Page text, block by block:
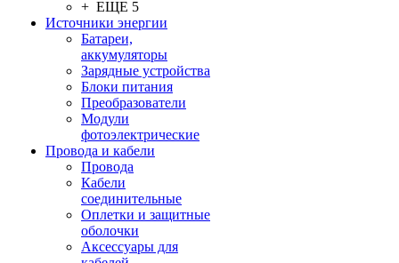
+ ЕЩЕ 5
Источники энергии
Батареи,
аккумуляторы
Зарядные устройства
Блоки питания
Преобразователи
Модули
фотоэлектрические
Провода и кабели
Провода
Кабели
соединительные
Оплетки и защитные
оболочки
Аксессуары для